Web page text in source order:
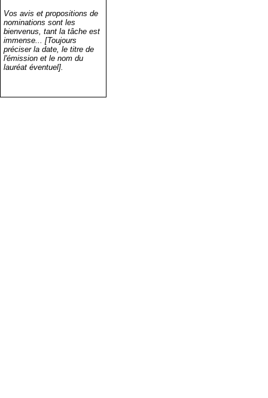
Vos avis et propositions de
nominations sont les
bienvenus, tant la tâche est
immense... [Toujours
préciser la date, le titre de
l'émission et le nom du
lauréat éventuel].